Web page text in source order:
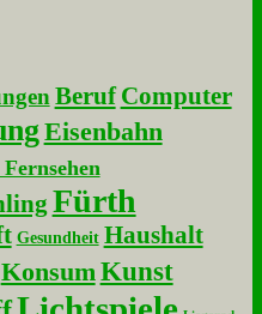
Beruf Computer
Eisenbahn
Fürth
Gesundheit Haushalt
KonsumKunst